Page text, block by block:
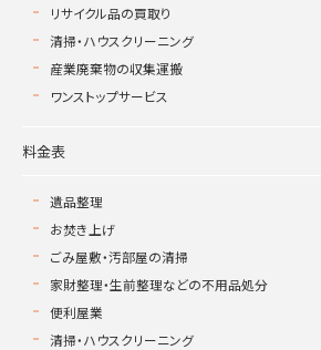
リサイクル品の買取り
清掃・ハウスクリーニング
産業廃棄物の収集運搬
ワンストップサービス
料金表
遺品整理
お焚き上げ
ごみ屋敷・汚部屋の清掃
家財整理・生前整理などの不用品処分
便利屋業
清掃・ハウスクリーニング